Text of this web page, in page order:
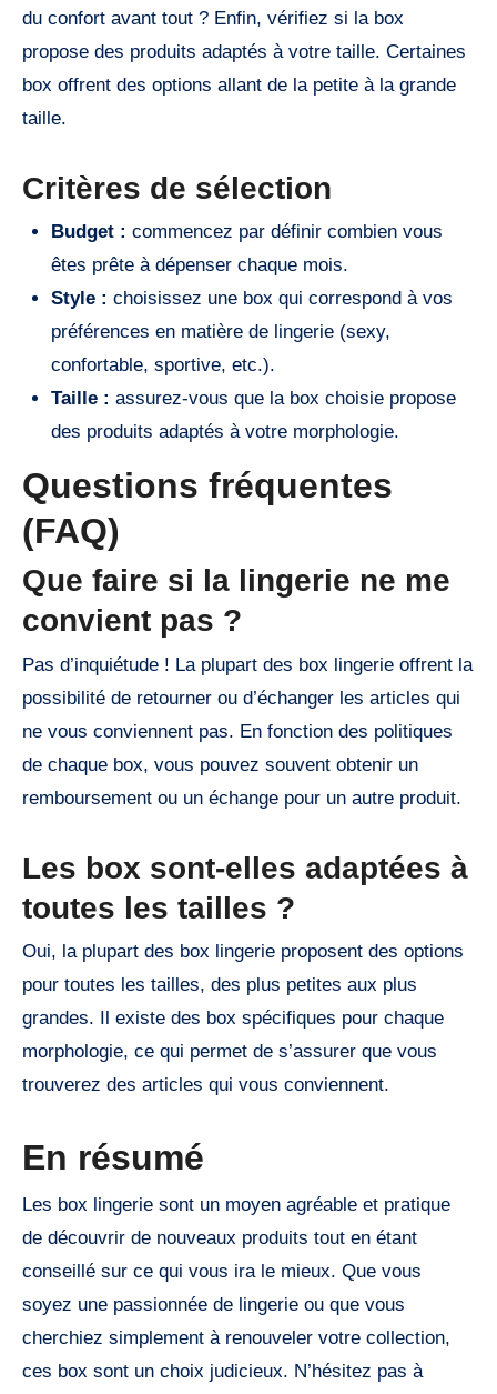
du confort avant tout ? Enfin, vérifiez si la box
propose des produits adaptés à votre taille. Certaines
box offrent des options allant de la petite à la grande
taille.
Critères de sélection
Budget : commencez par définir combien vous
êtes prête à dépenser chaque mois.
Style : choisissez une box qui correspond à vos
préférences en matière de lingerie (sexy,
confortable, sportive, etc.).
Taille : assurez-vous que la box choisie propose
des produits adaptés à votre morphologie.
Questions fréquentes
(FAQ)
Que faire si la lingerie ne me
convient pas ?
Pas d’inquiétude ! La plupart des box lingerie offrent la
possibilité de retourner ou d’échanger les articles qui
ne vous conviennent pas. En fonction des politiques
de chaque box, vous pouvez souvent obtenir un
remboursement ou un échange pour un autre produit.
Les box sont-elles adaptées à
toutes les tailles ?
Oui, la plupart des box lingerie proposent des options
pour toutes les tailles, des plus petites aux plus
grandes. Il existe des box spécifiques pour chaque
morphologie, ce qui permet de s’assurer que vous
trouverez des articles qui vous conviennent.
En résumé
Les box lingerie sont un moyen agréable et pratique
de découvrir de nouveaux produits tout en étant
conseillé sur ce qui vous ira le mieux. Que vous
soyez une passionnée de lingerie ou que vous
cherchiez simplement à renouveler votre collection,
ces box sont un choix judicieux. N’hésitez pas à